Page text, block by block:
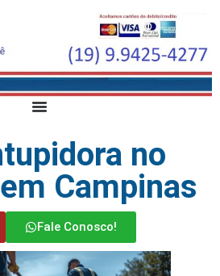
no
Campinas
Fale Conosco!